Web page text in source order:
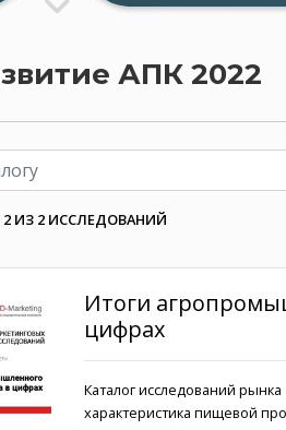
АПК 2022
ИЗ 2 ИССЛЕДОВАНИЙ
Итоги
цифрах
Каталог исследований рынка
характеристика пищевой